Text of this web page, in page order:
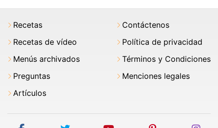
Recetas
Recetas de vídeo
Menús archivados
Preguntas
Artículos
Contáctenos
Política de privacidad
Términos y Condiciones
Menciones legales